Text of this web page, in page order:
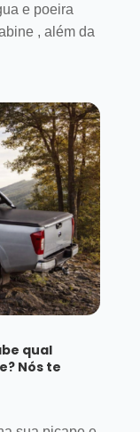
e poeira
, além da
qual
Nós te